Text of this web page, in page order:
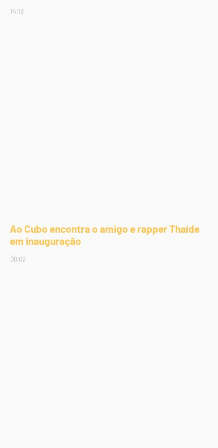
14:13
Ao Cubo encontra o amigo e rapper Thaíde
em inauguração
00:02